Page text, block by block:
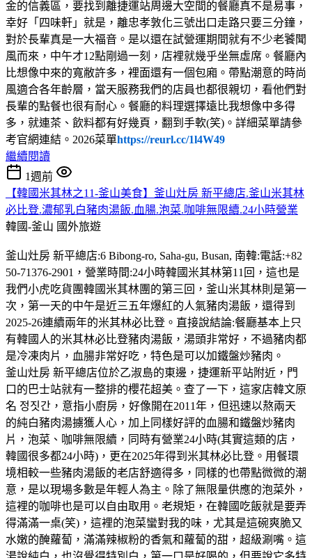
金的信義區，要找到離捷運站周邊大空間的餐廳真不是易事，
幸好「四味軒」就是，離忠孝敦化三號出口走路只要三分鐘，
對於長輩真是一大福音。是以還在試營運期間就有不少老饕聞
風而來，中午才12點剛過一刻，店裡就幾乎坐無虛席。餐廳內
比想像中來的寬敝許多，裡面還有一個包廂。帶點潮意的時尚
風適合各年齡層，當天服務我們的店員也都很親切，看他們對
長輩的點餐也很有耐心。餐廳的料理選擇遠比我想像中多得
多，就連茶、飲料都有好幾頁，翻到手軟(笑)。詳細菜單請參
考官網連結。2026菜單https://reurl.cc/1l4W49
繼續閱讀
1週前
【韓國米其林之11-釜山美食】釜山灶房 新平總店.釜山米其林
必比登.濃郁乳白豬肉湯飯.血腸.泡菜.咖啡無限續.24小時營業
韓國-釜山 國外旅遊
釜山灶房 新平總店:6 Bibong-ro, Saha-gu, Busan, 南韓:電話:+82
50-71376-2901，營業時間:24小時韓國米其林第11回，這也是
我們小虎吃貨團韓國米其林團的第三回，釜山米其林則是第一
次，第一天的中午是近三五年爆紅的人氣豬肉湯飯，還得到
2025-26連續兩年的米其林必比登。直接說結論:餐廳基本上只
有韓國人的米其林必比登豬肉湯飯，湯頭非常好，不過豬肉都
是冷凍肉片，血腸非常好吃，特色是可以加鐵盤炒豬肉。
釜山灶房 新平總店位於乙淑島的東邊，捷運新平站附近，門
口的巴士站就有一整排的櫻花超美。查了一下，這家店韓文原
名 정짓간，意指小廚房，好像開在2011年，但迅速以熬兩天
的純白豬肉湯擄獲人心，加上同樣好評的血腸和鐵盤炒豬肉
片，泡菜、咖啡無限續，同時有營業24小時(其實這類的店，
韓國很多都24小時)，更在2025年得到米其林必比登。用餐環
境相較一些豬肉湯飯的老店舒適得多，同樣的也帶點微微的潮
意，是以現場多數是年輕人為主。除了無限量供應的泡菜外，
這裡的咖啡也是可以自由取用。老規矩，在韓國吃飯就是要弄
得滿滿一桌(笑)，這裡的泡菜蠻對我的味，尤其是這碗爽脆又
水嫩的醃蘿蔔，滿滿辣椒粉的香氣和蘿蔔的甜，超級涮嘴。這